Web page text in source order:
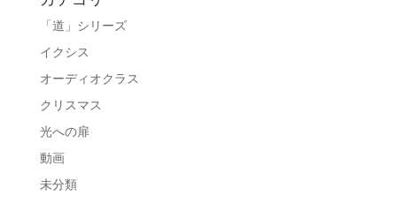
「道」シリーズ
イクシス
オーディオクラス
クリスマス
光への扉
動画
未分類